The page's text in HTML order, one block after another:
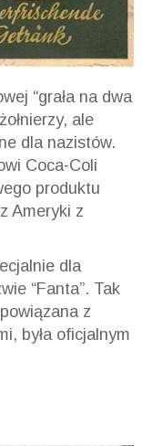
“grała na dwa
ale
dla nazistów.
Coca-Coli
produktu
Ameryki z
dla
“Fanta”. Tak
z
była oficjalnym